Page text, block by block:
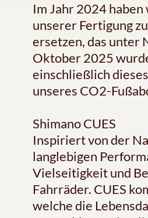
Im Jahr 2024
unserer Fertigung
ersetzen, das unter
Oktober 2025
einschließlich
unseres CO2-
Shimano CUES
Inspiriert von der
langlebigen
Vielseitigkeit und
Fahrräder. CUES
welche die